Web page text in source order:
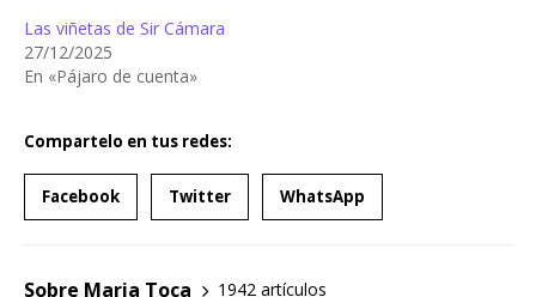
Las viñetas de Sir Cámara
27/12/2025
En «Pájaro de cuenta»
Compartelo en tus redes:
Facebook Twitter WhatsApp
Sobre Maria Toca 1942 artículos